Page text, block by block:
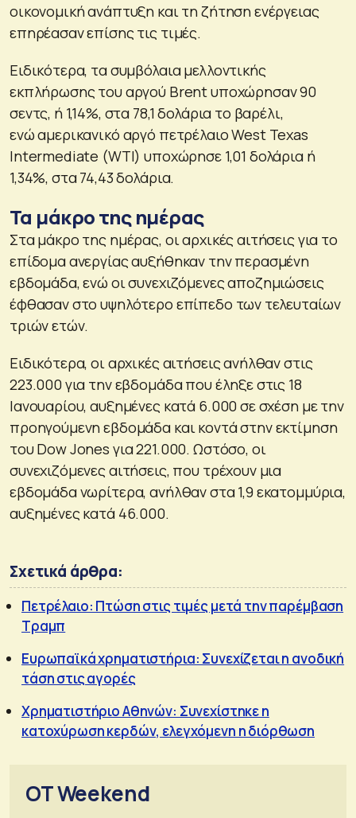
οικονομική ανάπτυξη και τη ζήτηση ενέργειας
επηρέασαν επίσης τις τιμές.
Ειδικότερα, τα συμβόλαια μελλοντικής
εκπλήρωσης του αργού Brent υποχώρησαν 90
σεντς, ή 1,14%, στα 78,1 δολάρια το βαρέλι,
ενώ αμερικανικό αργό πετρέλαιο West Texas
Intermediate (WTI) υποχώρησε 1,01 δολάρια ή
1,34%, στα 74,43 δολάρια.
Τα μάκρο της ημέρας
Στα μάκρο της ημέρας, οι αρχικές αιτήσεις για το
επίδομα ανεργίας αυξήθηκαν την περασμένη
εβδομάδα, ενώ οι συνεχιζόμενες αποζημιώσεις
έφθασαν στο υψηλότερο επίπεδο των τελευταίων
τριών ετών.
Ειδικότερα, οι αρχικές αιτήσεις ανήλθαν στις
223.000 για την εβδομάδα που έληξε στις 18
Ιανουαρίου, αυξημένες κατά 6.000 σε σχέση με την
προηγούμενη εβδομάδα και κοντά στην εκτίμηση
του Dow Jones για 221.000. Ωστόσο, οι
συνεχιζόμενες αιτήσεις, που τρέχουν μια
εβδομάδα νωρίτερα, ανήλθαν στα 1,9 εκατομμύρια,
αυξημένες κατά 46.000.
Σχετικά άρθρα:
Πετρέλαιο: Πτώση στις τιμές μετά την παρέμβαση
Τραμπ
Ευρωπαϊκά χρηματιστήρια: Συνεχίζεται η ανοδική
τάση στις αγορές
Χρηματιστήριο Αθηνών: Συνεχίστηκε η
κατοχύρωση κερδών, ελεγχόμενη η διόρθωση
OT Weekend